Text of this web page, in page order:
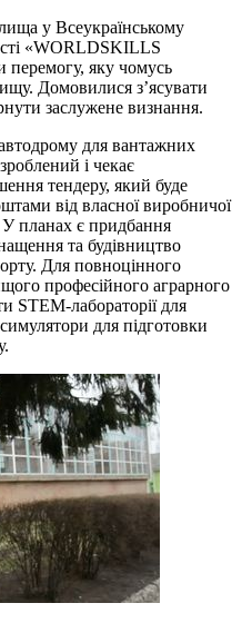
у Всеукраїнському
«WORLDSKILLS
перемогу, яку чомусь
Домовилися з’ясувати
заслужене визнання.
для вантажних
і чекає
тендеру, який буде
від власної виробничої
У планах є придбання
та будівництво
Для повноцінного
професійного аграрного
STEM-лабораторії для
для підготовки